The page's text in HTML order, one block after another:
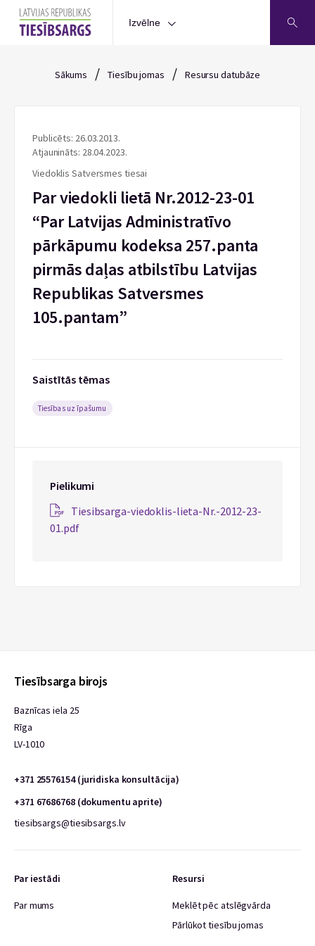
Izvēlne
Sākums / Tiesību jomas / Resursu datubāze
Publicēts: 26.03.2013.
Atjaunināts: 28.04.2023.
Viedoklis Satversmes tiesai
Par viedokli lietā Nr.2012-23-01
“Par Latvijas Administratīvo
pārkāpumu kodeksa 257.panta
pirmās daļas atbilstību Latvijas
Republikas Satversmes
105.pantam”
Saistītās tēmas
Tiesības uz īpašumu
Pielikumi
Tiesibsarga-viedoklis-lieta-Nr.-2012-23-
01.pdf
Tiesībsarga birojs
Baznīcas iela 25
Rīga
LV-1010
+371 25576154 (juridiska konsultācija)
+371 67686768 (dokumentu aprite)
tiesibsargs@tiesibsargs.lv
Par iestādi
Par mums
Resursi
Meklēt pēc atslēgvārda
Pārlūkot tiesību jomas